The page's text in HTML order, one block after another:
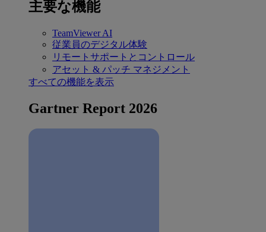
主要な機能
TeamViewer AI
従業員のデジタル体験
リモートサポートとコントロール
アセット & パッチ マネジメント
すべての機能を表示
Gartner Report 2026